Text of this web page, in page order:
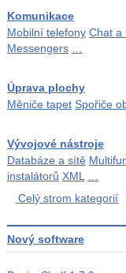
Komunikace
Mobilní telefony Chat a
Messengers
Úprava plochy
Měniče tapet Spořiče
Vývojové nástroje
Databáze a sítě
instalátorů XML
Celý strom kategorií
Nový software